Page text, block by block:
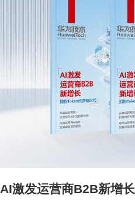
AI激发运营商B2B新增长